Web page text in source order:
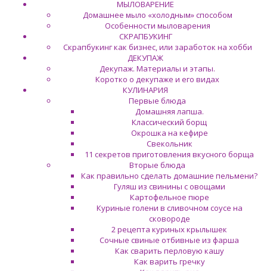
МЫЛОВАРЕНИЕ
Домашнее мыло «холодным» способом
Особенности мыловарения
СКРАПБУКИНГ
Скрапбукинг как бизнес, или заработок на хобби
ДЕКУПАЖ
Декупаж. Материалы и этапы.
Коротко о декупаже и его видах
КУЛИНАРИЯ
Первые блюда
Домашняя лапша.
Классический борщ
Окрошка на кефире
Свекольник
11 секретов приготовления вкусного борща
Вторые блюда
Как правильно сделать домашние пельмени?
Гуляш из свинины с овощами
Картофельное пюре
Куриные голени в сливочном соусе на
сковороде
2 рецепта куриных крылышек
Сочные свиные отбивные из фарша
Как сварить перловую кашу
Как варить гречку